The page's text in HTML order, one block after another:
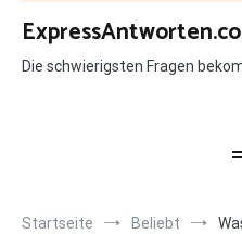
Zum
Inhalt
springen
Die schwierigsten Fragen
Startseite Beliebt